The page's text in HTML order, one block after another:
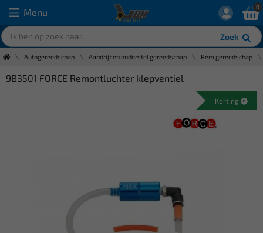
Menu
Zoek
0
Autogereedschap Aandrijf en onderstel gereedschap Rem gereedschap
9B3501 FORCE Remontluchter klepventiel
Korting